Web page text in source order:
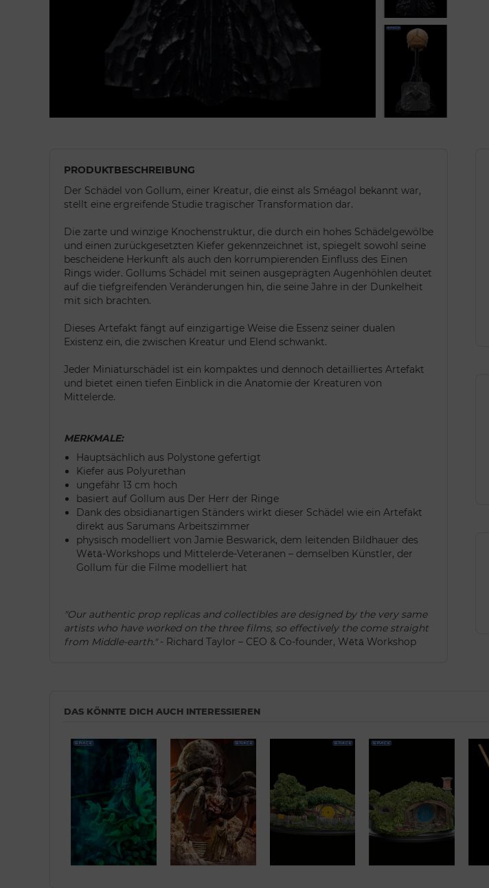
PRODUKTBESCHREIBUNG
Der Schädel von Gollum, einer Kreatur, die einst als Sméagol bekannt war,
stellt eine ergreifende Studie tragischer Transformation dar.
Die zarte und winzige Knochenstruktur, die durch ein hohes Schädelgewölbe
und einen zurückgesetzten Kiefer gekennzeichnet ist, spiegelt sowohl seine
bescheidene Herkunft als auch den korrumpierenden Einfluss des Einen
Rings wider. Gollums Schädel mit seinen ausgeprägten Augenhöhlen deutet
auf die tiefgreifenden Veränderungen hin, die seine Jahre in der Dunkelheit
mit sich brachten.
Dieses Artefakt fängt auf einzigartige Weise die Essenz seiner dualen
Existenz ein, die zwischen Kreatur und Elend schwankt.
Jeder Miniaturschädel ist ein kompaktes und dennoch detailliertes Artefakt
und bietet einen tiefen Einblick in die Anatomie der Kreaturen von
Mittelerde.
MERKMALE:
Hauptsächlich aus Polystone gefertigt
Kiefer aus Polyurethan
ungefähr 13 cm hoch
basiert auf Gollum aus Der Herr der Ringe
Dank des obsidianartigen Ständers wirkt dieser Schädel wie ein Artefakt
direkt aus Sarumans Arbeitszimmer
physisch modelliert von Jamie Beswarick, dem leitenden Bildhauer des
Wētā-Workshops und Mittelerde-Veteranen – demselben Künstler, der
Gollum für die Filme modelliert hat
"Our authentic prop replicas and collectibles are designed by the very same
artists who have worked on the three films, so effectively the come straight
from Middle-earth."- Richard Taylor – CEO & Co-founder, Wētā Workshop
DAS KÖNNTE DICH AUCH INTERESSIEREN